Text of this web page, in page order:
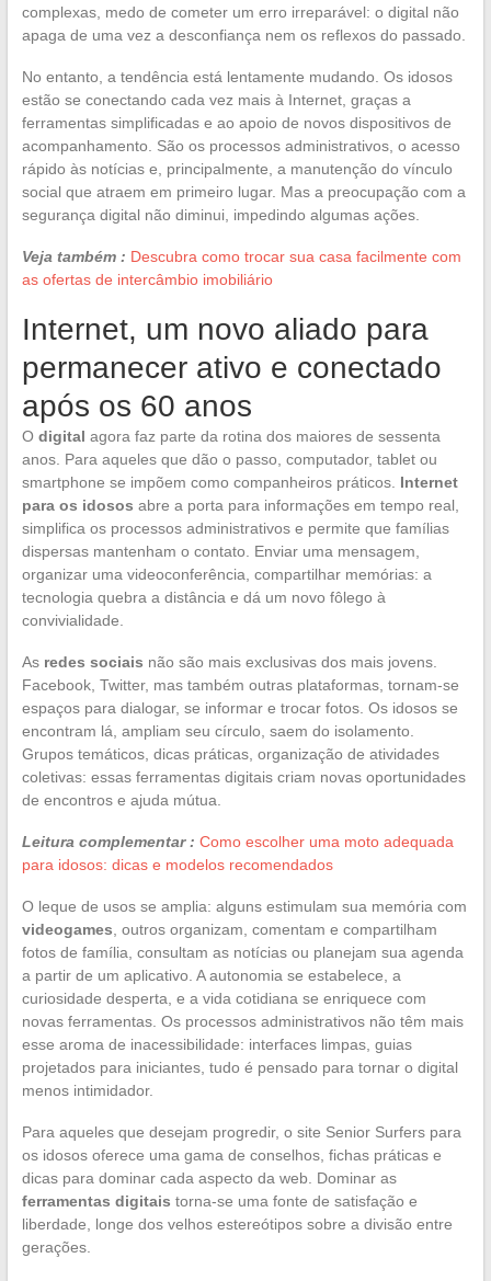
complexas, medo de cometer um erro irreparável: o digital não
apaga de uma vez a desconfiança nem os reflexos do passado.
No entanto, a tendência está lentamente mudando. Os idosos
estão se conectando cada vez mais à Internet, graças a
ferramentas simplificadas e ao apoio de novos dispositivos de
acompanhamento. São os processos administrativos, o acesso
rápido às notícias e, principalmente, a manutenção do vínculo
social que atraem em primeiro lugar. Mas a preocupação com a
segurança digital não diminui, impedindo algumas ações.
Veja também : Descubra como trocar sua casa facilmente com
as ofertas de intercâmbio imobiliário
Internet, um novo aliado para
permanecer ativo e conectado
após os 60 anos
O digital agora faz parte da rotina dos maiores de sessenta
anos. Para aqueles que dão o passo, computador, tablet ou
smartphone se impõem como companheiros práticos. Internet
para os idosos abre a porta para informações em tempo real,
simplifica os processos administrativos e permite que famílias
dispersas mantenham o contato. Enviar uma mensagem,
organizar uma videoconferência, compartilhar memórias: a
tecnologia quebra a distância e dá um novo fôlego à
convivialidade.
As redes sociais não são mais exclusivas dos mais jovens.
Facebook, Twitter, mas também outras plataformas, tornam-se
espaços para dialogar, se informar e trocar fotos. Os idosos se
encontram lá, ampliam seu círculo, saem do isolamento.
Grupos temáticos, dicas práticas, organização de atividades
coletivas: essas ferramentas digitais criam novas oportunidades
de encontros e ajuda mútua.
Leitura complementar : Como escolher uma moto adequada
para idosos: dicas e modelos recomendados
O leque de usos se amplia: alguns estimulam sua memória com
videogames , outros organizam, comentam e compartilham
fotos de família, consultam as notícias ou planejam sua agenda
a partir de um aplicativo. A autonomia se estabelece, a
curiosidade desperta, e a vida cotidiana se enriquece com
novas ferramentas. Os processos administrativos não têm mais
esse aroma de inacessibilidade: interfaces limpas, guias
projetados para iniciantes, tudo é pensado para tornar o digital
menos intimidador.
Para aqueles que desejam progredir, o site Senior Surfers para
os idosos oferece uma gama de conselhos, fichas práticas e
dicas para dominar cada aspecto da web. Dominar as
ferramentas digitais torna-se uma fonte de satisfação e
liberdade, longe dos velhos estereótipos sobre a divisão entre
gerações.